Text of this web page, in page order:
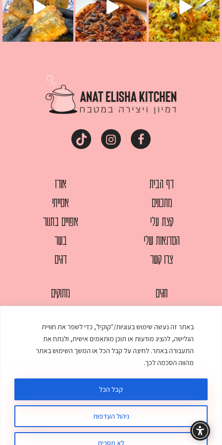
באתר זה נעשה שימוש בעוגיות/"קוקיז", כדי לשפר את חוויית
הגלישה, להציג מודעות או תוכן מותאמים אישית, ולנתח את
התעבורה באתר. לחיצה על קבל הכל או המשך השימוש באתר
מהווה הסכמה לכך.
ניהול העדפות
לא מסכים
קבל הכל
דף הבית
מתכונים
קצת עלי
הסדנאות שלי
צרו קשר
אורז
אסייתי
אפויים בתנור
בשר
דגים
חגים
מאפים
ממולאים
מרקים
מתוקים
עוגות
עוף
© כל הזכויות שמורות לענת אלישע | עיצוב ובניית אתר
תקנון האתר מדיניות פרטיות